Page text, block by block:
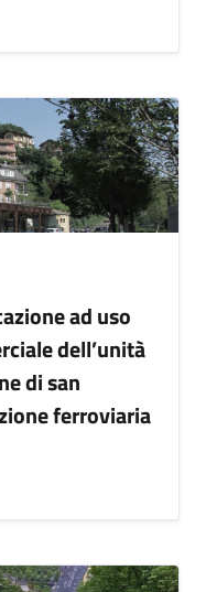
ad uso
dell’unità
di san
ferroviaria